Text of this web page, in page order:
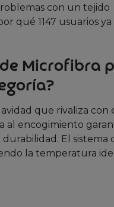
con un tejido
qué 1147 usuarios ya
Microfibra
que rivaliza con
al encogimiento
El sistema
la temperatura